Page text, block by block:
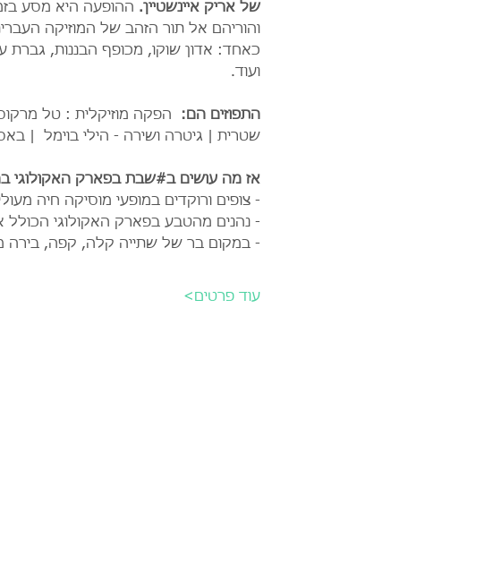
של אריק איינשטיין. ההופעה היא מסע
והוריהם אל תור הזהב של המוזיקה
כאחד: אדון שוקו, מכופף הבננות, גברת
ועוד.
התפוזים הם:
הפקה מוזיקלית : טל
שטרית | גיטרה ושירה - הילי בוימל  |
אז מה עושים ב#שבת בפארק האקולוגי
- צופים ורוקדים במופעי מוסיקה חיה
- נהנים מהטבע בפארק האקולוגי הכולל
- במקום בר של שתייה קלה, קפה, בירה
עוד פרטים>